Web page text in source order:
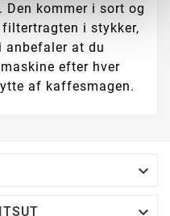
Den kommer i sort og
i stykker,
anbefaler at du
efter hver
af kaffesmagen.
